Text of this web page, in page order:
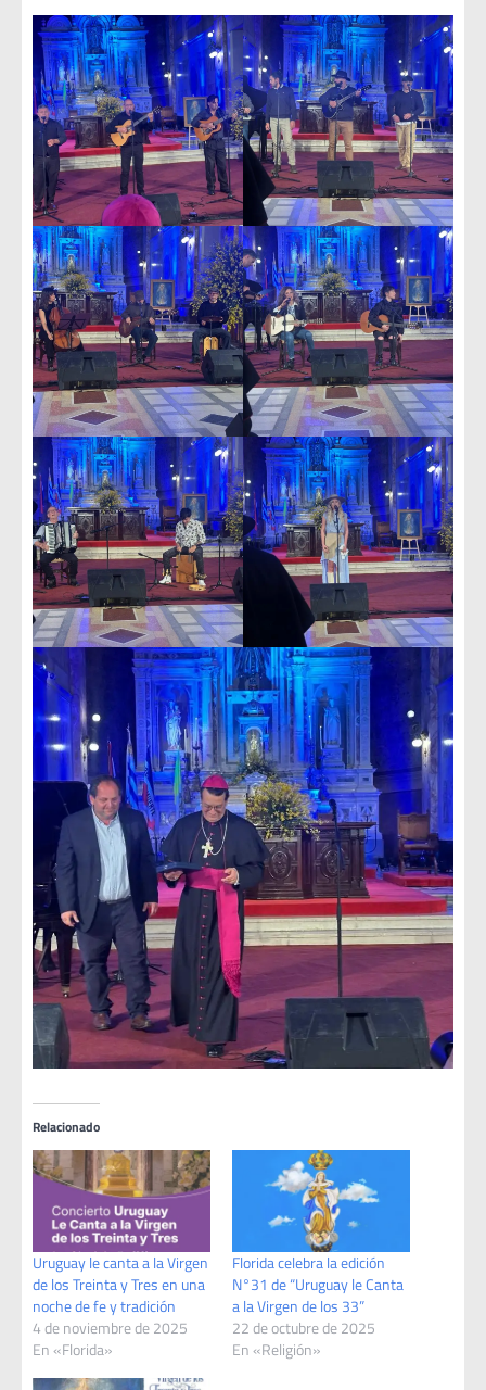
Relacionado
Uruguay le canta a la Virgen
de los Treinta y Tres en una
noche de fe y tradición
4 de noviembre de 2025
En «Florida»
Florida celebra la edición
N°31 de “Uruguay le Canta
a la Virgen de los 33”
22 de octubre de 2025
En «Religión»